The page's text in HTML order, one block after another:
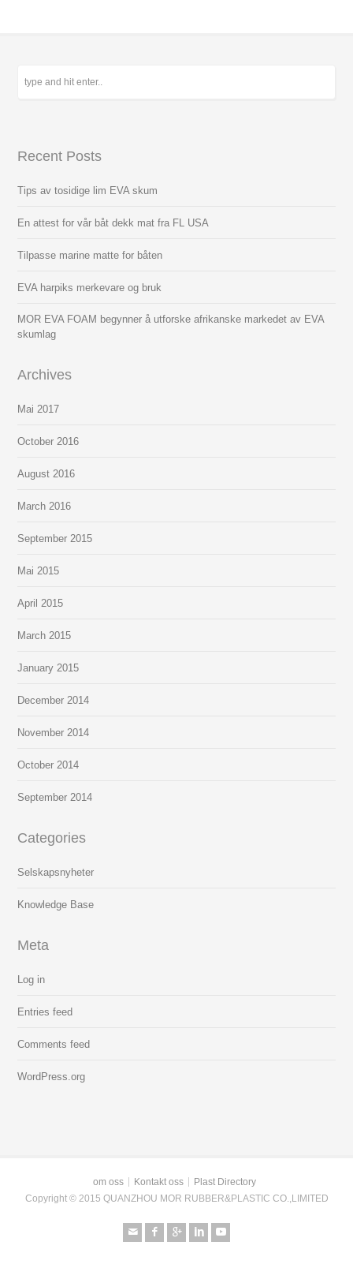
Recent Posts
Tips av tosidige lim EVA skum
En attest for vår båt dekk mat fra FL USA
Tilpasse marine matte for båten
EVA harpiks merkevare og bruk
MOR EVA FOAM begynner å utforske afrikanske markedet av EVA
skumlag
Archives
Mai2017
October 2016
August 2016
March 2016
September 2015
Mai2015
April 2015
March 2015
January 2015
December 2014
November 2014
October 2014
September 2014
Categories
Selskapsnyheter
Knowledge Base
Meta
Log in
Entries feed
Comments feed
WordPress.org
om oss Kontakt oss
Plast Directory
Copyright © 2015 QUANZHOU MOR RUBBER&PLASTIC CO.,LIMITED